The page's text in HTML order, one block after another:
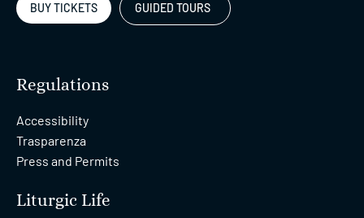
BUY TICKETS GUIDED TOURS
Regulations
Accessibility
Trasparenza
Press and Permits
Liturgic Life